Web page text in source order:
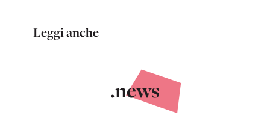
Leggi anche
.news